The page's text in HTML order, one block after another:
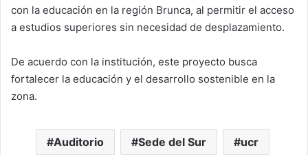
con la educación en la región Brunca, al permitir el acceso
a estudios superiores sin necesidad de desplazamiento.
De acuerdo con la institución, este proyecto busca
fortalecer la educación y el desarrollo sostenible en la
zona.
Auditorio Sede del Sur ucr